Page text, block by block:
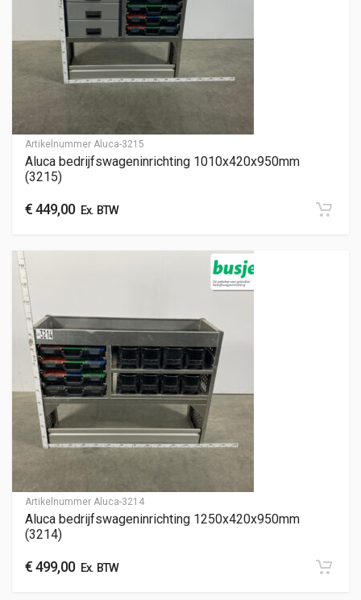
Artikelnummer Aluca-3215
Aluca bedrijfswageninrichting 1010x420x950mm
(3215)
€449,00Ex. BTW
Artikelnummer Aluca-3214
Aluca bedrijfswageninrichting 1250x420x950mm
(3214)
€499,00Ex. BTW